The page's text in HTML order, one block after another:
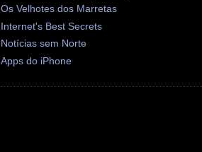
Os Velhotes dos Marretas
Internet's Best Secrets
Notícias sem Norte
Apps do iPhone